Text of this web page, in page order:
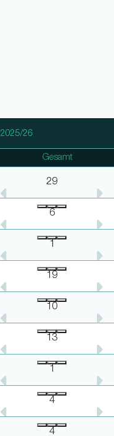
2025/26
Gesamt
29
6
1
19
10
13
1
4
4